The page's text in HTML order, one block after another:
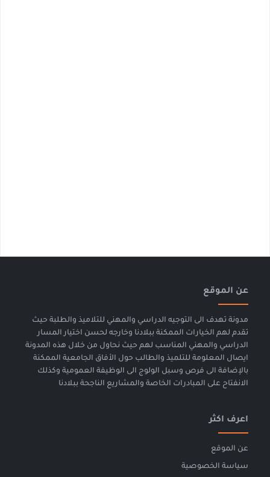
عن الموقع
مدونة تهدف الى التوجيه الدراسي والمهني للتلاميذ والطلبة حيث
تقدم لهم الخيارات الممكنة ببلادنا وخارجه لحسن اختيار المسار
الدراسي والمهني المناسب لهم حيث نحاول من خلال هذه المدونة
ايصال المعلومة للتلميذ والطالب حول الأفاق الجامعية الممكنة
بالإضافة الى فرص وسبل الولوج الى الوظيفة العمومية وكذلك
الانفتاح على المبادرات الخاصة والمشاريع الناجحة ببلادنا
اعرف اكثر
عن الموقع
سياسة الخصوصية